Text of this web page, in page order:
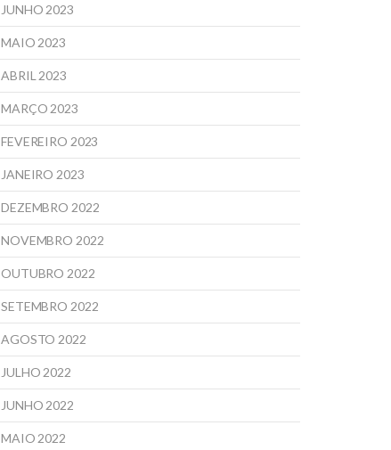
JUNHO 2023
MAIO 2023
ABRIL 2023
MARÇO 2023
FEVEREIRO 2023
JANEIRO 2023
DEZEMBRO 2022
NOVEMBRO 2022
OUTUBRO 2022
SETEMBRO 2022
AGOSTO 2022
JULHO 2022
JUNHO 2022
MAIO 2022